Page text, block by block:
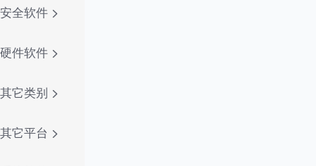
安全软件
硬件软件
其它类别
其它平台